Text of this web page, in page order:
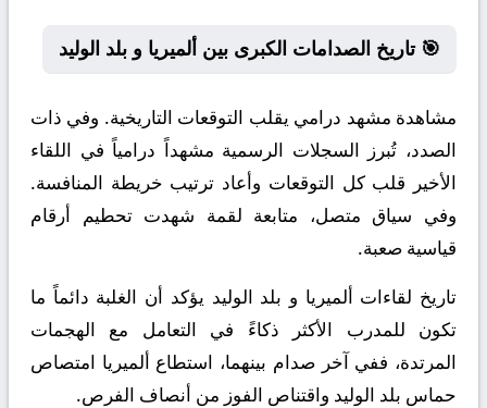
🎯 تاريخ الصدامات الكبرى بين ألميريا و بلد الوليد
مشاهدة مشهد درامي يقلب التوقعات التاريخية. وفي ذات
الصدد، تُبرز السجلات الرسمية مشهداً درامياً في اللقاء
الأخير قلب كل التوقعات وأعاد ترتيب خريطة المنافسة.
وفي سياق متصل، متابعة لقمة شهدت تحطيم أرقام
قياسية صعبة.
تاريخ لقاءات ألميريا و بلد الوليد يؤكد أن الغلبة دائماً ما
تكون للمدرب الأكثر ذكاءً في التعامل مع الهجمات
المرتدة، ففي آخر صدام بينهما، استطاع ألميريا امتصاص
حماس بلد الوليد واقتناص الفوز من أنصاف الفرص.